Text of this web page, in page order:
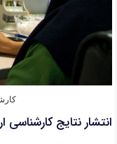
انتشار نتایج کارشناسی ارشد ۹۶ علوم پزشکی در نیمه